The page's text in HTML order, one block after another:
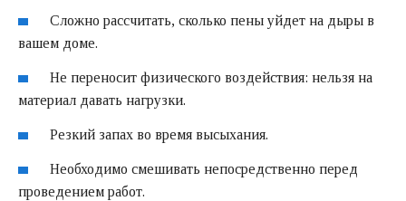
Сложно рассчитать, сколько пены уйдет на дыры в
вашем доме.
Не переносит физического воздействия: нельзя на
материал давать нагрузки.
Резкий запах во время высыхания.
Необходимо смешивать непосредственно перед
проведением работ.